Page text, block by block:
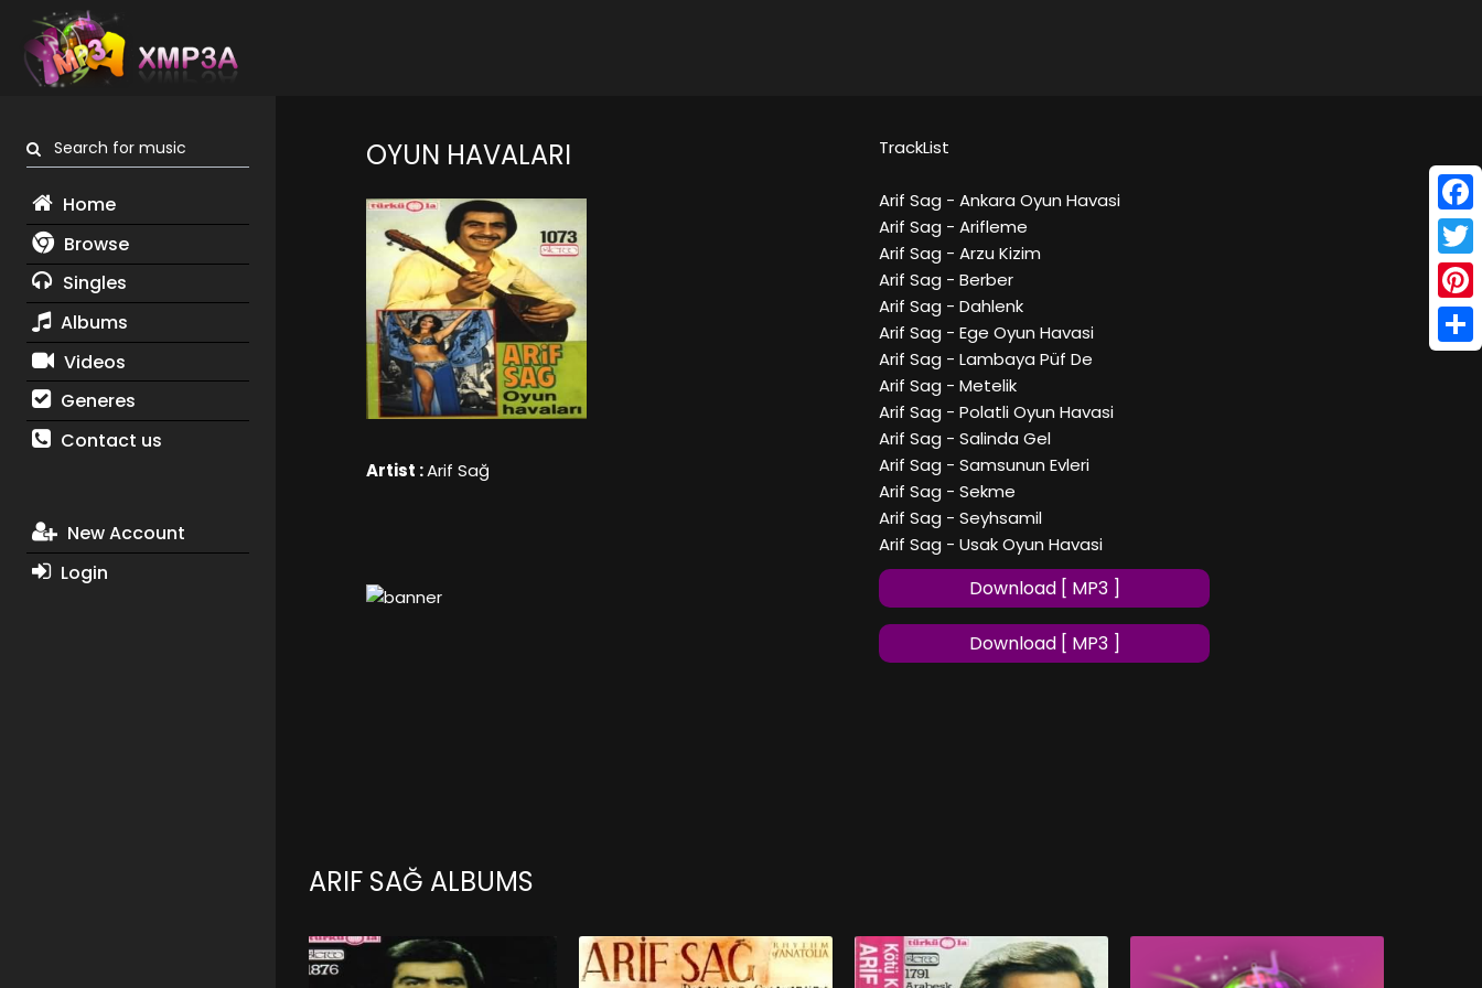
Search for music
Home
Browse
Singles
Albums
Videos
Generes
Contact us
New Account
Login
OYUN HAVALARI
Artist :Arif Sağ
TrackList
Arif Sag - Ankara Oyun Havasi
Arif Sag - Arifleme
Arif Sag - Arzu Kizim
Arif Sag - Berber
Arif Sag - Dahlenk
Arif Sag - Ege Oyun Havasi
Arif Sag - Lambaya Püf De
Arif Sag - Metelik
Arif Sag - Polatli Oyun Havasi
Arif Sag - Salinda Gel
Arif Sag - Samsunun Evleri
Arif Sag - Sekme
Arif Sag - Seyhsamil
Arif Sag - Usak Oyun Havasi
Download [ MP3 ]
Download [ MP3 ]
ARIF SAĞ ALBUMS